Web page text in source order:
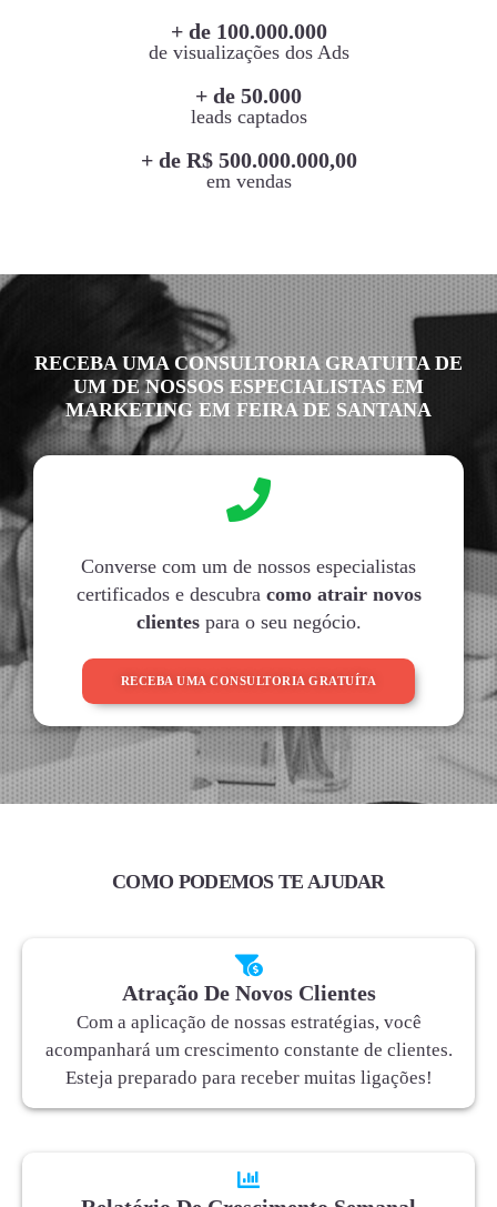
+ de 100.000.000
de visualizações dos Ads
+ de 50.000
leads captados
+ de R$ 500.000.000,00
em vendas
RECEBA UMA CONSULTORIA GRATUITA DE
UM DE NOSSOS ESPECIALISTAS EM
MARKETING EM FEIRA DE SANTANA
Converse com um de nossos especialistas
certificados e descubra como atrair novos
clientespara o seu negócio.
RECEBA UMA CONSULTORIA GRATUÍTA
COMO PODEMOS TE AJUDAR
Atração De Novos Clientes
Com a aplicação de nossas estratégias, você
acompanhará um crescimento constante de clientes.
Esteja preparado para receber muitas ligações!